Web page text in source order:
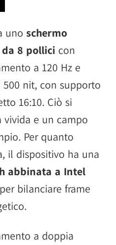
uno schermo
da 8 pollici con
a 120 Hz e
nit, con supporto
16:10. Ciò si
vivida e un campo
Per quanto
il dispositivo ha una
abbinata a Intel
bilanciare frame
a doppia